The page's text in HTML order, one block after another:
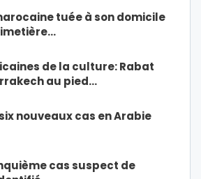
tuée à son domicile
de la culture: Rabat
au pied…
nouveaux cas en Arabie
cas suspect de